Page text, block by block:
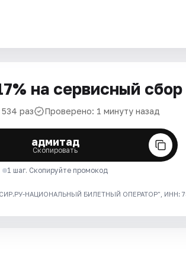
на сервисный сбор
раз Проверено: 1 минуту назад
адмитад
Скопировать
1 шаг. Скопируйте промокод
НАЦИОНАЛЬНЫЙ БИЛЕТНЫЙ ОПЕРАТОР", ИНН: